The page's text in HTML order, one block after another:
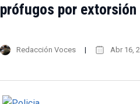
prófugos por extorsión
Redacción Voces Abr 16,